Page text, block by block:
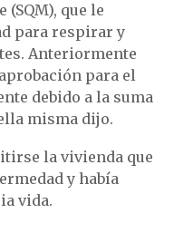
que le
para respirar y
Anteriormente
para el
debido a la suma
misma dijo.
la vivienda que
y había
vida.